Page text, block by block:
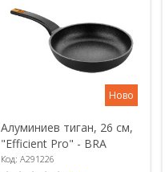
Ново
Алуминиев тиган, 26 см,
"Efficient Pro" - BRA
Код: A291226